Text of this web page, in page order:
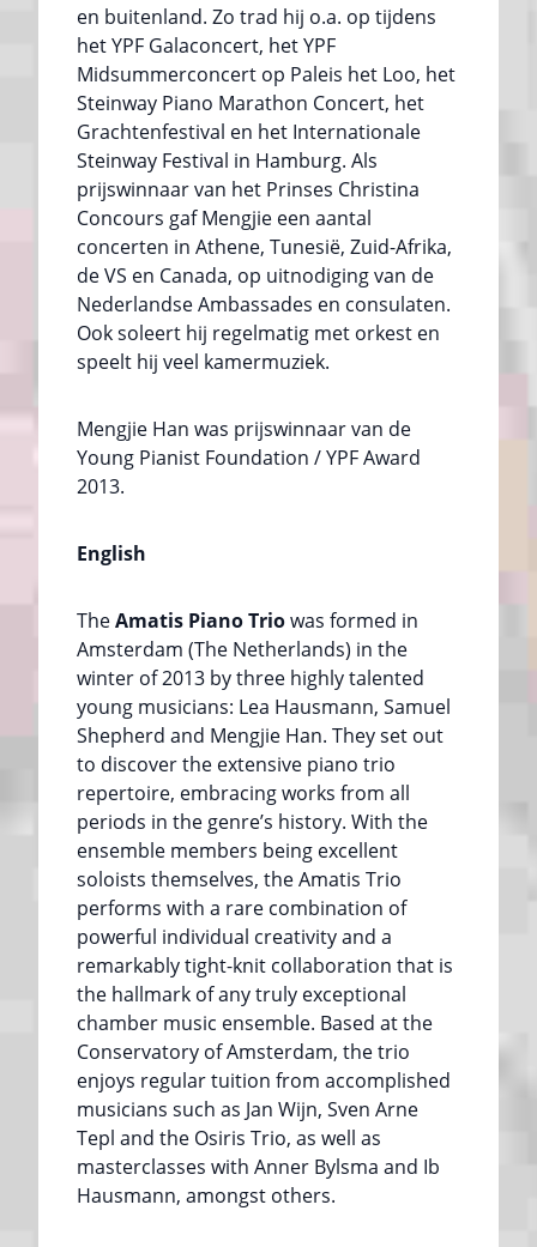
en buitenland. Zo trad hij o.a. op tijdens
het YPF Galaconcert, het YPF
Midsummerconcert op Paleis het Loo, het
Steinway Piano Marathon Concert, het
Grachtenfestival en het Internationale
Steinway Festival in Hamburg. Als
prijswinnaar van het Prinses Christina
Concours gaf Mengjie een aantal
concerten in Athene, Tunesië, Zuid-Afrika,
de VS en Canada, op uitnodiging van de
Nederlandse Ambassades en consulaten.
Ook soleert hij regelmatig met orkest en
speelt hij veel kamermuziek.
Mengjie Han was prijswinnaar van de
Young Pianist Foundation / YPF Award
2013.
English
TheAmatis Piano Triowas formed in
Amsterdam (The Netherlands) in the
winter of 2013 by three highly talented
young musicians: Lea Hausmann, Samuel
Shepherd and Mengjie Han. They set out
to discover the extensive piano trio
repertoire, embracing works from all
periods in the genre’s history. With the
ensemble members being excellent
soloists themselves, the Amatis Trio
performs with a rare combination of
powerful individual creativity and a
remarkably tight-knit collaboration that is
the hallmark of any truly exceptional
chamber music ensemble. Based at the
Conservatory of Amsterdam, the trio
enjoys regular tuition from accomplished
musicians such as Jan Wijn, Sven Arne
Tepl and the Osiris Trio, as well as
masterclasses with Anner Bylsma and Ib
Hausmann, amongst others.